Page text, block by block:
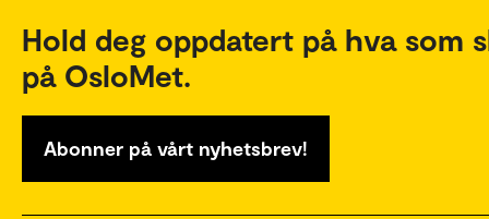
Hold deg oppdatert på hva som
på OsloMet.
Abonner på vårt nyhetsbrev!